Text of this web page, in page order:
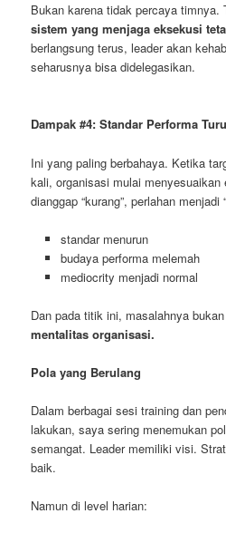
Bukan karena tidak percaya timnya.
sistem yang menjaga eksekusi
berlangsung terus, leader akan
seharusnya bisa didelegasikan.
Dampak #4: Standar Performa
Ini yang paling berbahaya. Ketika
kali, organisasi mulai
dianggap “kurang”, perlahan menjadi
standar menurun
budaya performa melemah
mediocrity menjadi normal
Dan pada titik ini, masalahnya
mentalitas organisasi.
Pola yang Berulang
Dalam berbagai sesi training dan
lakukan, saya sering menemukan
semangat. Leader memiliki visi.
baik.
Namun di level harian: